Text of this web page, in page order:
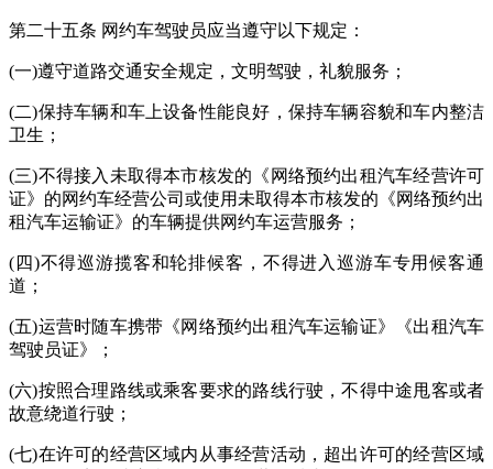
第二十五条 网约车驾驶员应当遵守以下规定：
(一)遵守道路交通安全规定，文明驾驶，礼貌服务；
(二)保持车辆和车上设备性能良好，保持车辆容貌和车内整洁
卫生；
(三)不得接入未取得本市核发的《网络预约出租汽车经营许可
证》的网约车经营公司或使用未取得本市核发的《网络预约出
租汽车运输证》的车辆提供网约车运营服务；
(四)不得巡游揽客和轮排候客，不得进入巡游车专用候客通
道；
(五)运营时随车携带《网络预约出租汽车运输证》《出租汽车
驾驶员证》；
(六)按照合理路线或乘客要求的路线行驶，不得中途甩客或者
故意绕道行驶；
(七)在许可的经营区域内从事经营活动，超出许可的经营区域